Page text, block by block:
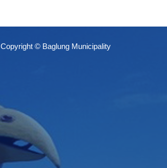
Copyright © Baglung Municipality